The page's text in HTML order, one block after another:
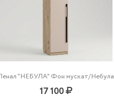
"НЕБУЛА" Фон мускат/Небула
17 100